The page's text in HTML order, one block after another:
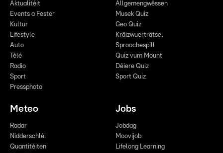
Aktualitéit
Events a Fester
Kultur
Lifestyle
Auto
Télé
Radio
Sport
Pressphoto
Allgemengwëssen
Musek Quiz
Geo Quiz
Kräizwuerträtsel
Sproochespill
Quiz vum Mount
Déiere Quiz
Sport Quiz
Meteo
Radar
Nidderschléi
Quantitéiten
Jobs
Jobdag
Moovijob
Lifelong Learning